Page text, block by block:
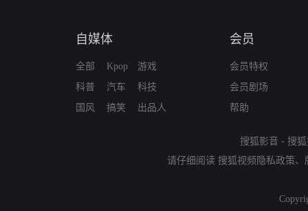
自媒体
全部
科普
国风
Kpop
汽车
搞笑
游戏
科技
出品人
会员
会员特权
会员剧场
帮助
搜狐影音 - 搜
请仔细阅读 搜狐视频隐私政策、